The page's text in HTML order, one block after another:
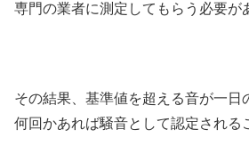
専門の業者に測定してもらう必要が
その結果、基準値を超える音が一日
何回かあれば騒音として認定される